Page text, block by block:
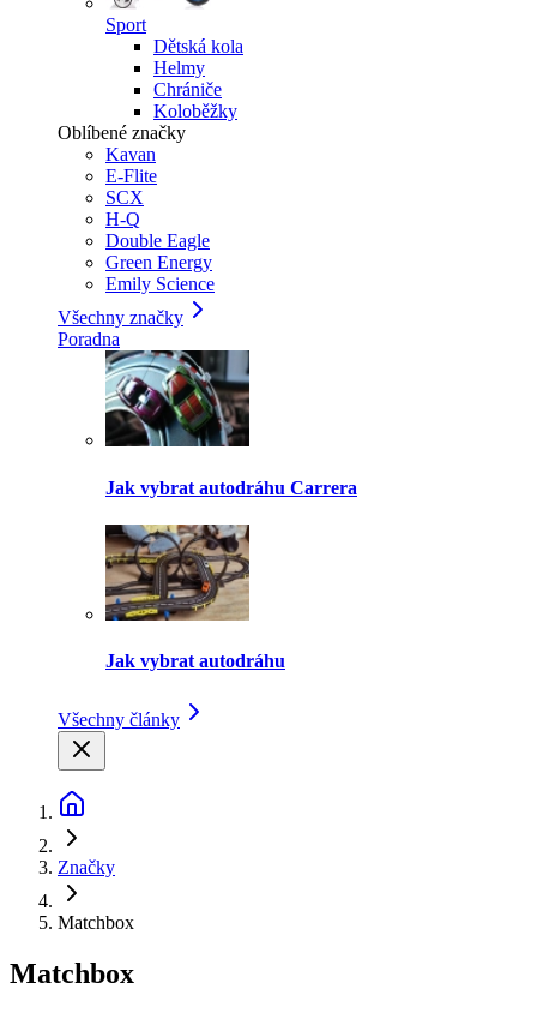
Sport
Dětská kola
Helmy
Chrániče
Koloběžky
Oblíbené značky
Kavan
E-Flite
SCX
H-Q
Double Eagle
Green Energy
Emily Science
Všechny značky
Poradna
Jak vybrat autodráhu Carrera
Jak vybrat autodráhu
Všechny články
Značky
Matchbox
Matchbox